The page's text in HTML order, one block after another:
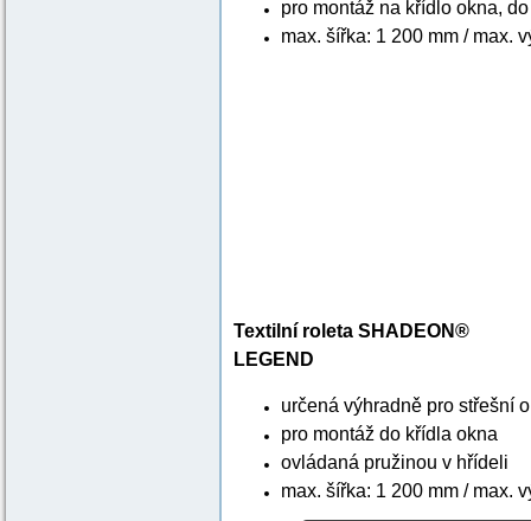
pro montáž na křídlo okna,
max. šířka: 1 200 mm / max.
Textilní roleta SHADEON®
LEGEND
určená výhradně pro střešní
pro montáž do křídla okna
ovládaná pružinou v hřídeli
max. šířka: 1 200 mm / max.